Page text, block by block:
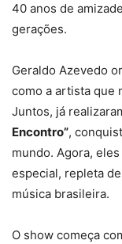
40 anos de
gerações.
Geraldo Azevedo
como a artista que
Juntos, já
Encontro”,
mundo. Agora,
especial, repleta
música brasileira.
O show começa